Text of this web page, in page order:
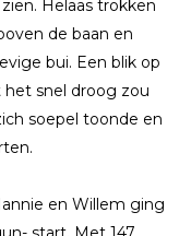
Helaas trokken
de baan en
bui. Een blik op
het snel droog zou
soepel toonde en
en Willem ging